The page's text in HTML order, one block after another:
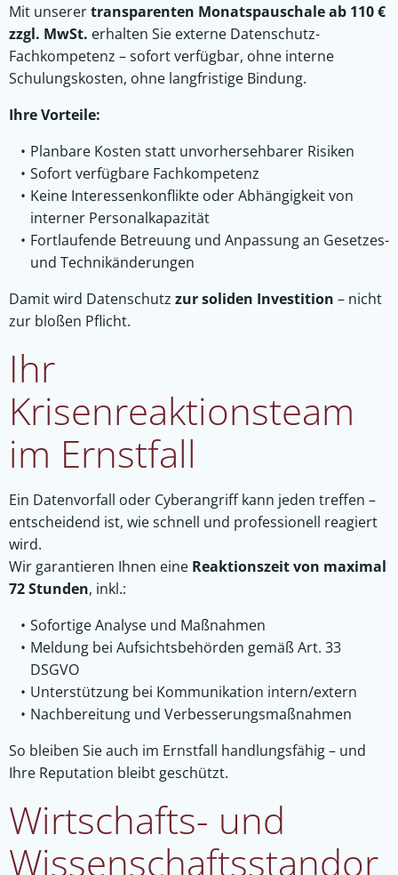
Mit unserertransparenten Monatspauschale ab 110 €
zzgl. MwSt. erhalten Sie externe Datenschutz-
Fachkompetenz – sofort verfügbar, ohne interne
Schulungskosten, ohne langfristige Bindung.
Ihre Vorteile:
Planbare Kosten statt unvorhersehbarer Risiken
Sofort verfügbare Fachkompetenz
Keine Interessenkonflikte oder Abhängigkeit von
interner Personalkapazität
Fortlaufende Betreuung und Anpassung an Gesetzes-
und Technikänderungen
Damit wird Datenschutz zur soliden Investition – nicht
zur bloßen Pflicht.
Ihr
Krisenreaktionsteam
im Ernstfall
Ein Datenvorfall oder Cyberangriff kann jeden treffen –
entscheidend ist, wie schnell und professionell reagiert
wird.
Wir garantieren Ihnen eine Reaktionszeit von maximal
72 Stunden, inkl.:
Sofortige Analyse und Maßnahmen
Meldung bei Aufsichtsbehörden gemäß Art. 33
DSGVO
Unterstützung bei Kommunikation intern/extern
Nachbereitung und Verbesserungsmaßnahmen
So bleiben Sie auch im Ernstfall handlungsfähig – und
Ihre Reputation bleibt geschützt.
Wirtschafts- und
Wissenschaftsstandor